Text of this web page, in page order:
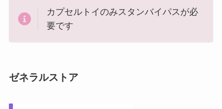
カプセルトイのみスタンバイパスが必
要です
ゼネラルストア